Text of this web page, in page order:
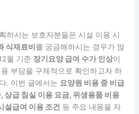
하시는 보호자분들은 시설 이용 시
식재료비 를 궁금해하시는 경우가 많
월 기준 장기요양 급여 수가 인상이
부담을 구체적으로 확인하고자 하
. 이번 글에서는 요양원 비용 중 비급
상급 침실 이용 요금, 위생용품 비용
설급여 이용 조건 등 주요 내용을 자